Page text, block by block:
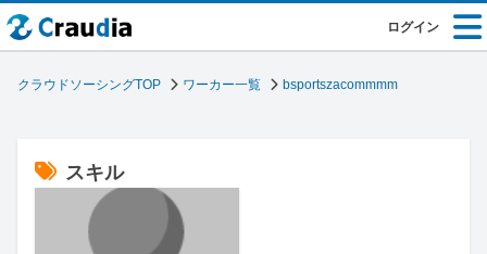
ログイン
クラウドソーシングTOP ワーカー一覧 bsportszacommmm
スキル